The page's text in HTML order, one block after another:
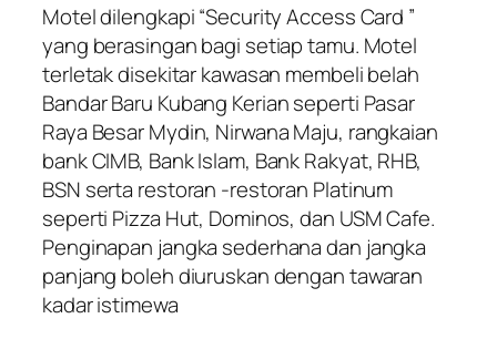
Motel dilengkapi “Security Access Card ”
yang berasingan bagi setiap tamu. Motel
terletak disekitar kawasan membeli belah
Bandar Baru Kubang Kerian seperti Pasar
Raya Besar Mydin, Nirwana Maju, rangkaian
bank CIMB, Bank Islam, Bank Rakyat, RHB,
BSN serta restoran -restoran Platinum
seperti Pizza Hut, Dominos, dan USM Cafe.
Penginapan jangka sederhana dan jangka
panjang boleh diuruskan dengan tawaran
kadar istimewa